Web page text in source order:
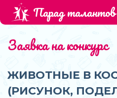
Парад талантов
Заявка на конкурс
ЖИВОТНЫЕ В
(РИСУНОК,